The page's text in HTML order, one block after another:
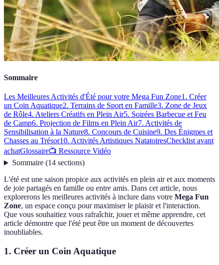
Sommaire
Les Meilleures Activités d'Été pour votre Mega Fun Zone1. Créer
un Coin Aquatique2. Terrains de Sport en Famille3. Zone de Jeux
de Rôle4. Ateliers Créatifs en Plein Air5. Soirées Barbecue et Feu
de Camp6. Projection de Films en Plein Air7. Activités de
Sensibilisation à la Nature8. Concours de Cuisine9. Des Énigmes et
Chasses au Trésor10. Activités Artistiques NatatoiresChecklist avant
achatGlossaire📺 Ressource Vidéo
Sommaire(14 sections)
L'été est une saison propice aux activités en plein air et aux moments
de joie partagés en famille ou entre amis. Dans cet article, nous
explorerons les meilleures activités à inclure dans votre Mega Fun
Zone, un espace conçu pour maximiser le plaisir et l'interaction.
Que vous souhaitiez vous rafraîchir, jouer et même apprendre, cet
article démontre que l'été peut être un moment de découvertes
inoubliables.
1. Créer un Coin Aquatique